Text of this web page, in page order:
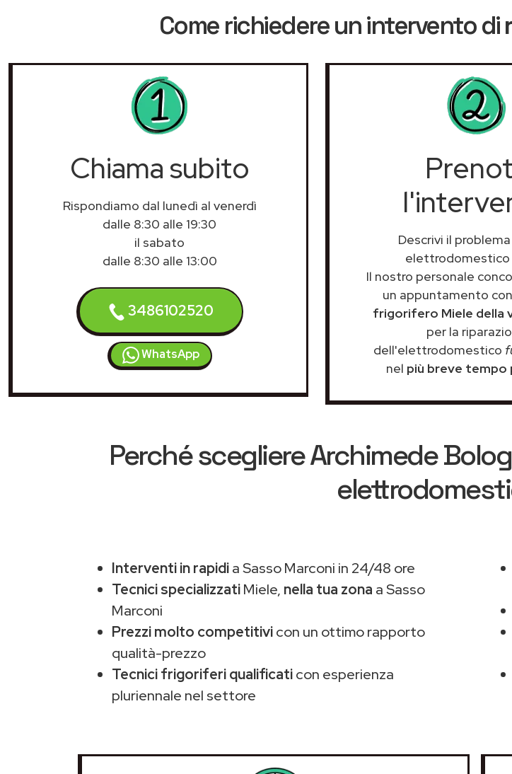
Come richiedere un intervento di
Chiama subito
Rispondiamo dal lunedì al venerdì
dalle 8:30 alle 19:30
il sabato
dalle 8:30 alle 13:00
3486102520
WhatsApp
Descrivi il
elettrodomestico
Il nostro personale
un appuntamento
frigorifero Miele della
per la
dell'elettrodomestico
nel più breve tempo
Perché scegliereArchimede
Interventi in rapidia Sasso Marconi in 24/48 ore
Tecnici specializzatiMiele, nella tua zona a Sasso
Marconi
Prezzi molto competitivicon un ottimo rapporto
qualità-prezzo
Tecnici frigoriferi qualificaticon esperienza
pluriennale nel settore